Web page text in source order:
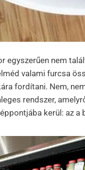
egyszerűen nem
valami furcsa
fordítani. Nem,
rendszer,
kerül: az a